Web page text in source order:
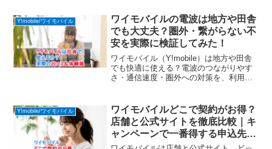
Y!mobile/ワイモバイル
ワイモバイルの電波は地方や田舎
でも大丈夫？圏外・繋がらない不
安を実際に検証してみた！
ワイモバイル（Y!mobile）は地方や田舎
でも快適に使える？電波のつながりやす
さ・通信速度・圏外への対策を、利用者
Y!mobile/ワイモバイル
ワイモバイルどこで契約がお得？
店舗と公式サイトを徹底比較｜キ
ャンペーンで一番得する申込先
は？